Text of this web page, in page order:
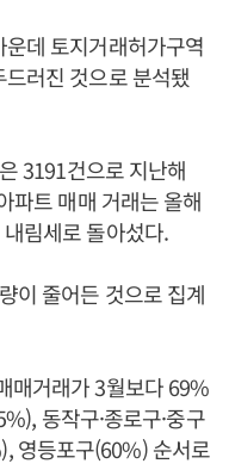
데 토지거래허가구역
러진 것으로 분석됐
3191건으로 지난해
파트 매매 거래는 올해
림세로 돌아섰다.
이 줄어든 것으로 집계
매거래가 3월보다 69%
동작구·종로구·중구
영등포구(60%) 순서로